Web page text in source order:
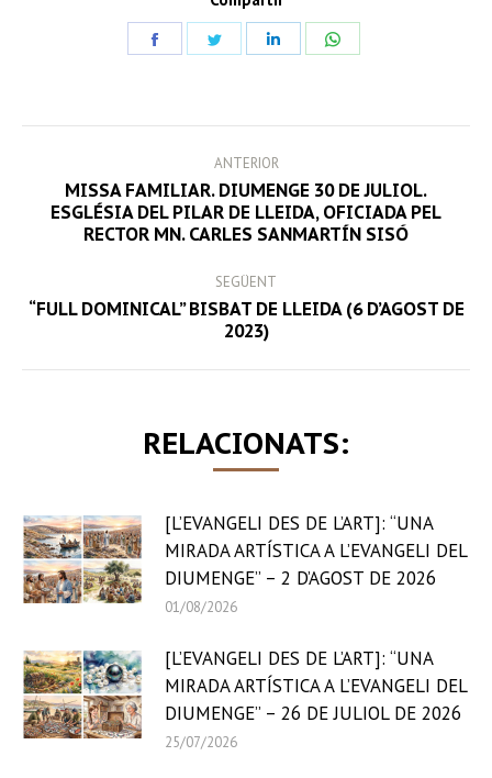
NAVIGATION
ANTERIOR
Previous
post:
MISSA FAMILIAR. DIUMENGE 30 DE JULIOL.
ESGLÉSIA DEL PILAR DE LLEIDA, OFICIADA PEL
RECTOR MN. CARLES SANMARTÍN SISÓ
SEGÜENT
Next
post:
“FULL DOMINICAL” BISBAT DE LLEIDA (6 D’AGOST DE
2023)
RELACIONATS:
[L’EVANGELI DES DE L’ART]: “UNA
MIRADA ARTÍSTICA A L’EVANGELI DEL
DIUMENGE” – 2 D’AGOST DE 2026
01/08/2026
[L’EVANGELI DES DE L’ART]: “UNA
MIRADA ARTÍSTICA A L’EVANGELI DEL
DIUMENGE” – 26 DE JULIOL DE 2026
25/07/2026